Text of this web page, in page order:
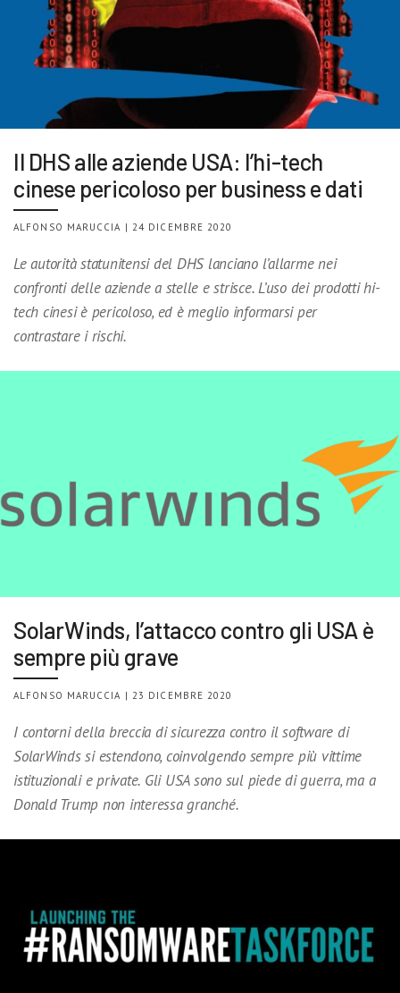
Il DHS alle aziende USA: l’hi-tech
cinese pericoloso per business e dati
ALFONSO MARUCCIA | 24 DICEMBRE 2020
Le autorità statunitensi del DHS lanciano l’allarme nei
confronti delle aziende a stelle e strisce. L’uso dei prodotti hi-
tech cinesi è pericoloso, ed è meglio informarsi per
contrastare i rischi.
SolarWinds, l’attacco contro gli USA è
sempre più grave
ALFONSO MARUCCIA | 23 DICEMBRE 2020
I contorni della breccia di sicurezza contro il software di
SolarWinds si estendono, coinvolgendo sempre più vittime
istituzionali e private. Gli USA sono sul piede di guerra, ma a
Donald Trump non interessa granché.